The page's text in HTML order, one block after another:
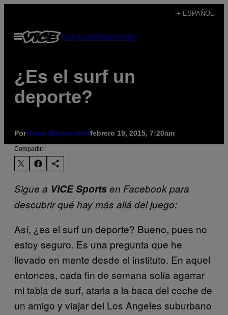
contenido
+ ESPAÑOL
Abrir
Menú
SubscribeNewsletter
¿Es el surf un
deporte?
Por Brian Blickenstafffebrero 19, 2015, 7:20am
Compartir:
Sigue a VICE Sportsen Facebook para
descubrir qué hay más allá del juego:
Así, ¿es el surf un deporte? Bueno, pues no
estoy seguro. Es una pregunta que he
llevado en mente desde el instituto. En aquel
entonces, cada fin de semana solía agarrar
mi tabla de surf, atarla a la baca del coche de
un amigo y viajar del Los Angeles suburbano